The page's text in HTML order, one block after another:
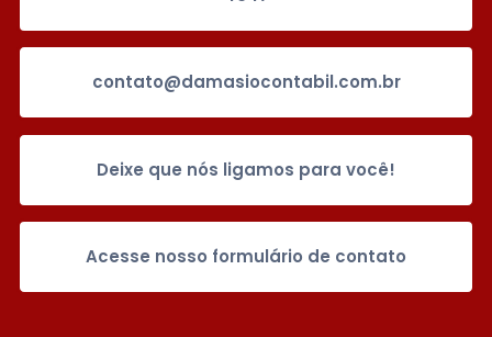
contato@damasiocontabil.com.br
Deixe que nós ligamos para você!
Acesse nosso formulário de contato